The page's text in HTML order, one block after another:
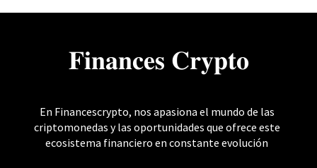
𝐅𝐢𝐧𝐚𝐧𝐜𝐞𝐬 𝐂𝐫𝐲𝐩𝐭𝐨
En Financescrypto, nos apasiona el mundo de las
criptomonedas y las oportunidades que ofrece este
ecosistema financiero en constante evolución